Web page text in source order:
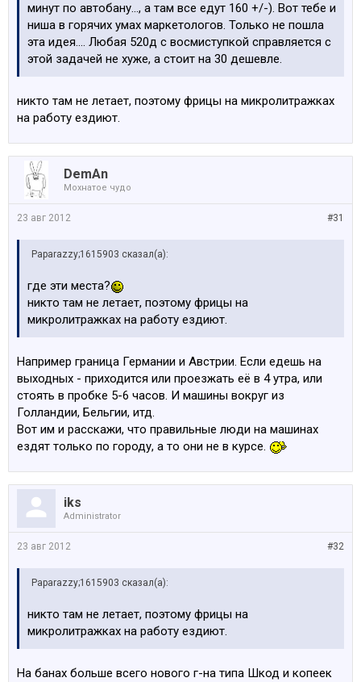
минут по автобану..., а там все едут 160 +/-). Вот тебе и
ниша в горячих умах маркетологов. Только не пошла
эта идея.... Любая 520д с восмиступкой справляется с
этой задачей не хуже, а стоит на 30 дешевле.
никто там не летает, поэтому фрицы на микролитражках
на работу ездиют.
DemAn
Мохнатое чудо
#31
23 авг 2012
Paparazzy;1615903 сказал(а):
где эти места?
никто там не летает, поэтому фрицы на
микролитражках на работу ездиют.
Например граница Германии и Австрии. Если едешь на
выходных - приходится или проезжать её в 4 утра, или
стоять в пробке 5-6 часов. И машины вокруг из
Голландии, Бельгии, итд.
Вот им и расскажи, что правильные люди на машинах
ездят только по городу, а то они не в курсе.
iks
Administrator
#32
23 авг 2012
Paparazzy;1615903 сказал(а):
никто там не летает, поэтому фрицы на
микролитражках на работу ездиют.
На банах больше всего нового г-на типа Шкод и копеек